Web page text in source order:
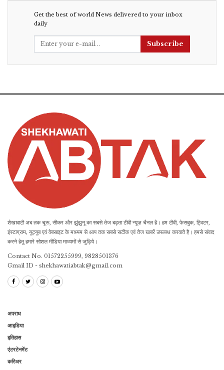
Get the best of world News delivered to your inbox
daily
Subscribe
शेखावाटी अब तक चूरू, सीकर और झुंझुनू का सबसे तेज बढ़ता टीवी न्यूज़ चैनल है। हम टीवी, फेसबुक, ट्विटर,
इंस्टाग्राम, यूट्यूब एवं वेबसाइट के माध्यम से आप तक सबसे सटीक एवं तेज खबरें उपलब्ध करवाते है। हमसे संवाद
करने हेतु हमारे सोशल मीडिया माध्यमों से जुड़िये।
Contact No. 01572255999, 9828501376
Gmail ID - shekhawatiabtak@gmail.com
अपराध
आइडिया
इतिहास
एंटरटेनमेंट
करिअर